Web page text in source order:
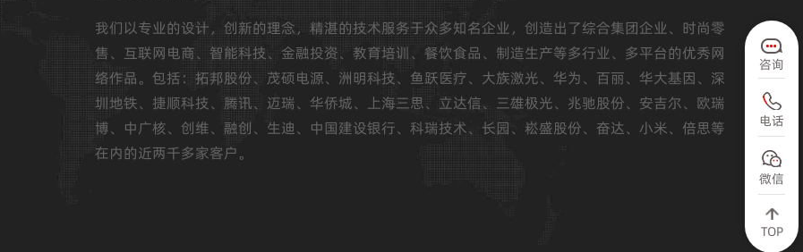
我们以专业的设计，创新的理念，精湛的技术服务于众多知名企业，创造出了综合集团企业、时尚零
售、互联网电商、智能科技、金融投资、教育培训、餐饮食品、制造生产等多行业、多平台的优秀网
络作品。包括：拓邦股份、茂硕电源、洲明科技、鱼跃医疗、大族激光、华为、百丽、华大基因、深
圳地铁、捷顺科技、腾讯、迈瑞、华侨城、上海三思、立达信、三雄极光、兆驰股份、安吉尔、欧瑞
博、中广核、创维、融创、生迪、中国建设银行、科瑞技术、长园、崧盛股份、奋达、小米、倍思等
在内的近两千多家客户。
咨询
电话
微信
TOP